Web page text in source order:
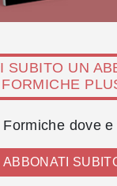
SUBITO UN
FORMICHE
dove
ABBONATI